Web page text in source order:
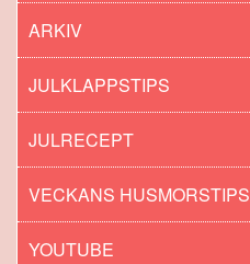
ARKIV
JULKLAPPSTIPS
JULRECEPT
VECKANS HUSMORSTIPS
YOUTUBE